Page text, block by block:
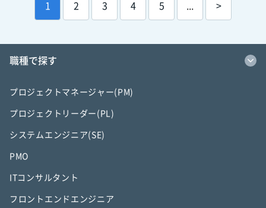
1 2 3 4 5 >
職種で探す
プロジェクトマネージャー(PM)
プロジェクトリーダー(PL)
システムエンジニア(SE)
PMO
ITコンサルタント
フロントエンドエンジニア